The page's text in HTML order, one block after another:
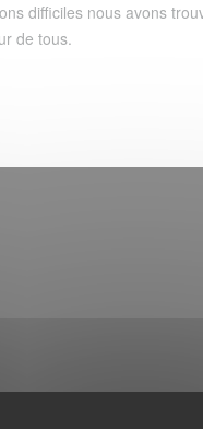
difficiles nous avons
de tous.